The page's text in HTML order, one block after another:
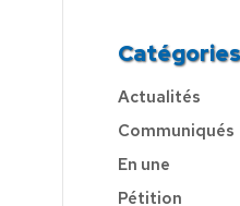
Catégories
Actualités
Communiqués
En une
Pétition